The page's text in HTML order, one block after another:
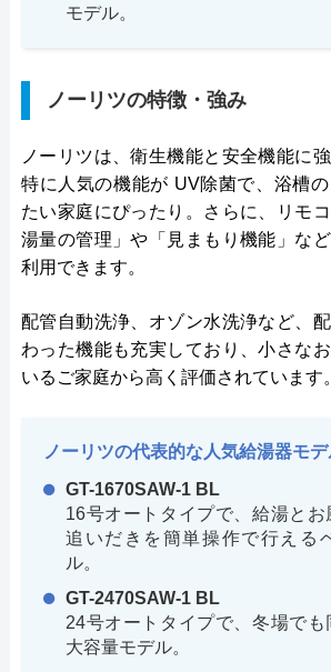
モデル。
ノーリツの特徴・強み
ノーリツは、衛生機能と安全機能に
特に人気の機能が UV除菌で、浴槽
たい家庭にぴったり。さらに、リモ
湯量の管理」や「見まもり機能」な
利用できます。
配管自動洗浄、オゾン水洗浄など、
わった機能も充実しており、小さな
いるご家庭から高く評価されています。
ノーリツの代表的な人気給湯器モデ
GT-1670SAW-1 BL
16号オートタイプで、給湯とお
追いだきを簡単操作で行える
ル。
GT-2470SAW-1 BL
24号オートタイプで、冬場でも
大容量モデル。